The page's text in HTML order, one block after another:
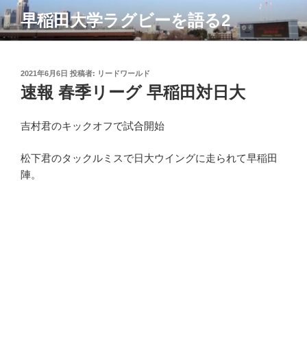
コ
ン
テ
早稲田大学ラグビーを語る2
投
稿
日:
2021年6月6日 投稿者: リードワールド
速報 春季リーグ 早稲田対日大
吉村君のキックオフで試合開始
松下君のタックルミスで日大ウイングに走られて早稲田
陣。